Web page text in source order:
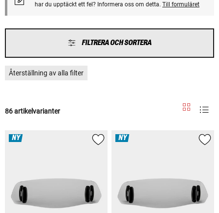
har du upptäckt ett fel? Informera oss om detta. Till formuläret
FILTRERA OCH SORTERA
Återställning av alla filter
86 artikelvarianter
NY NY